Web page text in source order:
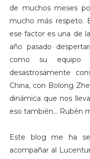
de muchos meses
mucho más respeto.
ese factor es una de
año pasado
como su equipo
desastrosamente
China, con Bolong
dinámica que nos
eso también... Rubén
Este blog me ha
acompañar al